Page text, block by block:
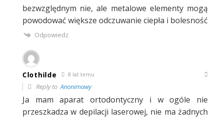
bezwzględnym nie, ale metalowe elementy mogą
powodować większe odczuwanie ciepła i bolesność
Odpowiedz
Clothilde 8 lat temu
Reply toAnonimowy
Ja mam aparat ortodontyczny i w ogóle nie
przeszkadza w depilacji laserowej, nie ma żadnych